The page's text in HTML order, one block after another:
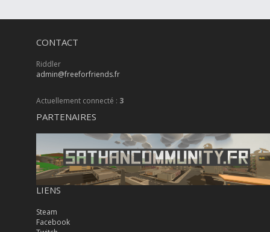
CONTACT
Riddler
admin@freeforfriends.fr
Actuellement connecté : 3
PARTENAIRES
LIENS
Steam
Facebook